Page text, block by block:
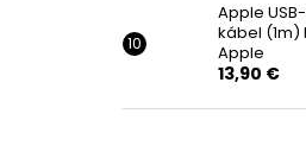
Apple
kábel (1m)
Apple
13,90 €